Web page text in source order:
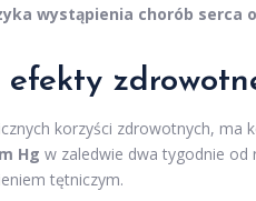
wystąpienia chorób serca
korzyści zdrowotnych, ma
Hg w zaledwie dwa tygodnie
tętniczym.